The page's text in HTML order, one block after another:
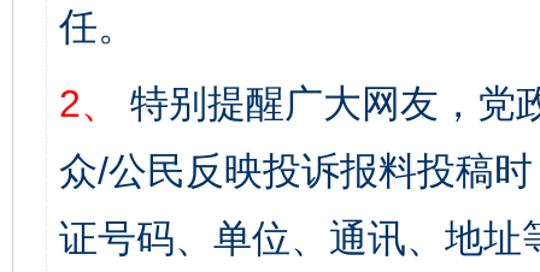
任。
2、
特别提醒广大网友，党
众/公民反映投诉报料投稿
证号码、单位、通讯、地